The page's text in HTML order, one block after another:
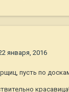
января, 2016
пусть по